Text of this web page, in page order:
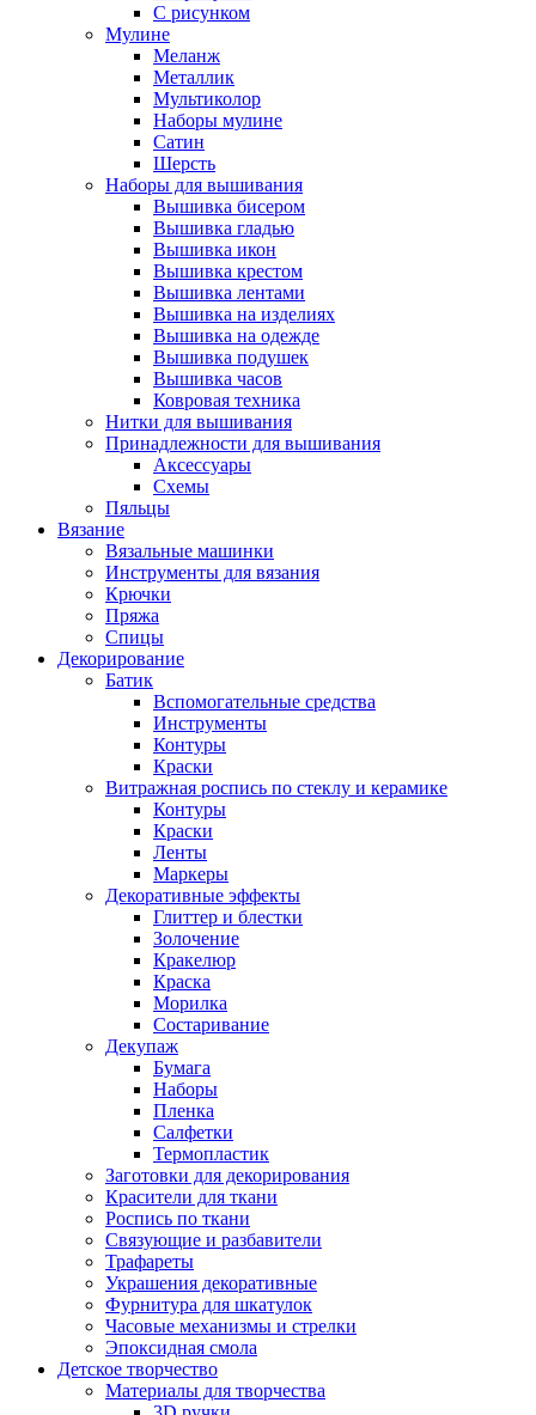
С рисунком
Мулине
Меланж
Металлик
Мультиколор
Наборы мулине
Сатин
Шерсть
Наборы для вышивания
Вышивка бисером
Вышивка гладью
Вышивка икон
Вышивка крестом
Вышивка лентами
Вышивка на изделиях
Вышивка на одежде
Вышивка подушек
Вышивка часов
Ковровая техника
Нитки для вышивания
Принадлежности для вышивания
Аксессуары
Схемы
Пяльцы
Вязание
Вязальные машинки
Инструменты для вязания
Крючки
Пряжа
Спицы
Декорирование
Батик
Вспомогательные средства
Инструменты
Контуры
Краски
Витражная роспись по стеклу и керамике
Контуры
Краски
Ленты
Маркеры
Декоративные эффекты
Глиттер и блестки
Золочение
Кракелюр
Краска
Морилка
Состаривание
Декупаж
Бумага
Наборы
Пленка
Салфетки
Термопластик
Заготовки для декорирования
Красители для ткани
Роспись по ткани
Связующие и разбавители
Трафареты
Украшения декоративные
Фурнитура для шкатулок
Часовые механизмы и стрелки
Эпоксидная смола
Детское творчество
Материалы для творчества